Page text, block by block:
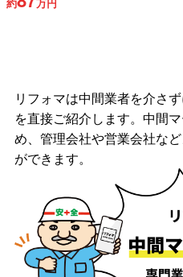
約
万円
リフォマは中間業者を介さ
を直接ご紹介します。中間
め、管理会社や営業会社な
ができます。